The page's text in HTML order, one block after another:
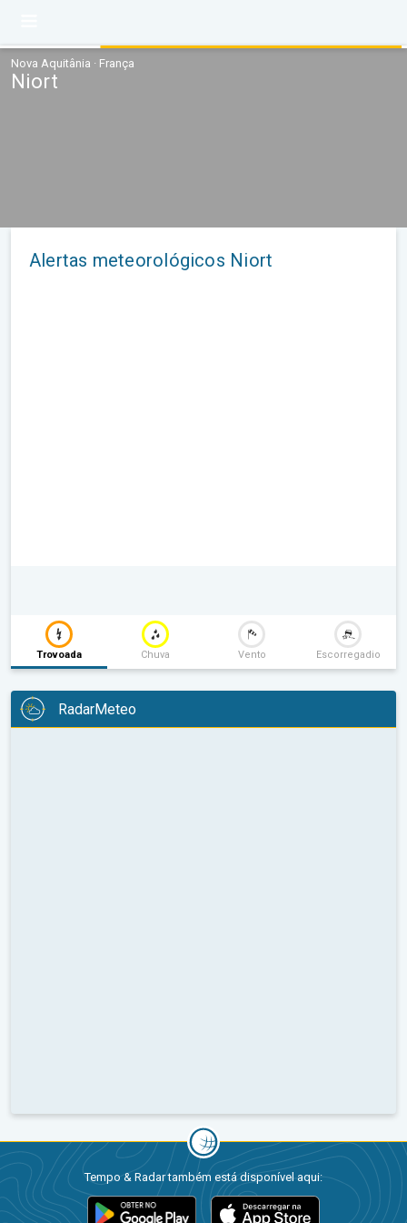
Nova Aquitânia · França
Niort
Alertas meteorológicos Niort
Trovoada Chuva Vento Escorregadio
RadarMeteo
Tempo & Radar também está disponível aqui: